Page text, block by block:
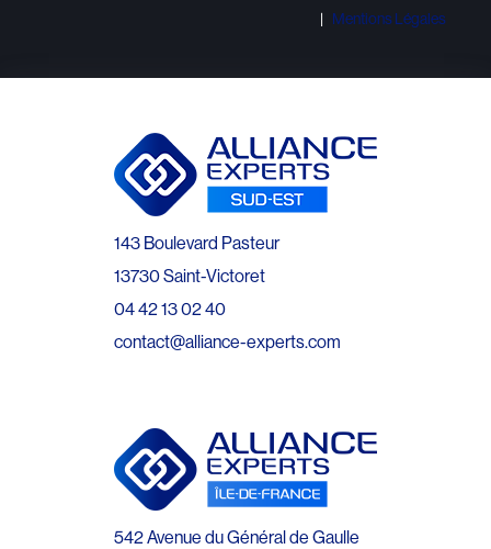
Mentions Légales
143 Boulevard Pasteur
13730 Saint-Victoret
04 42 13 02 40
contact@alliance-experts.com
542 Avenue du Général de Gaulle